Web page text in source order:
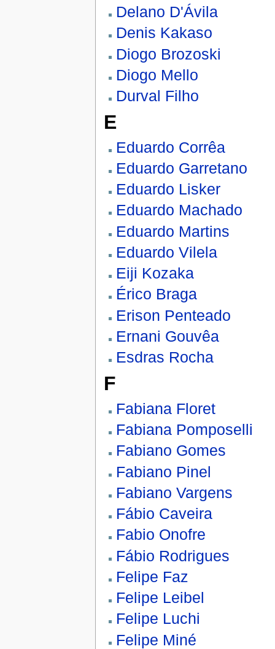
Delano D'Ávila
Denis Kakaso
Diogo Brozoski
Diogo Mello
Durval Filho
E
Eduardo Corrêa
Eduardo Garretano
Eduardo Lisker
Eduardo Machado
Eduardo Martins
Eduardo Vilela
Eiji Kozaka
Érico Braga
Erison Penteado
Ernani Gouvêa
Esdras Rocha
F
Fabiana Floret
Fabiana Pomposelli
Fabiano Gomes
Fabiano Pinel
Fabiano Vargens
Fábio Caveira
Fabio Onofre
Fábio Rodrigues
Felipe Faz
Felipe Leibel
Felipe Luchi
Felipe Miné